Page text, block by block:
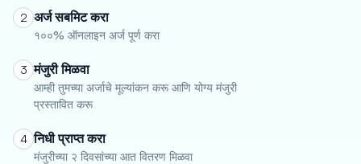
2 अर्ज सबमिट करा
१००% ऑनलाइन अर्ज पूर्ण करा
3 मंजुरी मिळवा
आम्ही तुमच्या अर्जाचे मूल्यांकन करू आणि योग्य मंजुरी
प्रस्तावित करू
4 निधी प्राप्त करा
मंजुरीच्या २ दिवसांच्या आत वितरण मिळवा